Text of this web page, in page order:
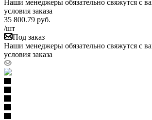
Наши менеджеры обязательно свяжутся с
условия заказа
35 800.79 руб.
/шт
Под заказ
Наши менеджеры обязательно свяжутся с
условия заказа